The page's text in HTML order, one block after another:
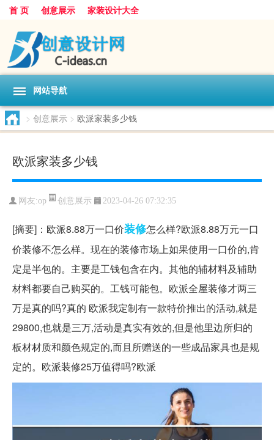
首 页 创意展示 家装设计大全
网站导航
> 创意展示 > 欧派家装多少钱
欧派家装多少钱
网友:op 创意展示 2023-04-26 07:32:35
[摘要]：欧派8.88万一口价装修怎么样?欧派8.88万元一口
价装修不怎么样。现在的装修市场上如果使用一口价的,肯
定是半包的。主要是工钱包含在内。其他的辅材料及辅助
材料都要自己购买的。工钱可能包。欧派全屋装修才两三
万是真的吗?真的 欧派我定制有一款特价推出的活动,就是
29800,也就是三万,活动是真实有效的,但是他里边所归的
板材材质和颜色规定的,而且所赠送的一些成品家具也是规
定的。欧派装修25万值得吗?欧派